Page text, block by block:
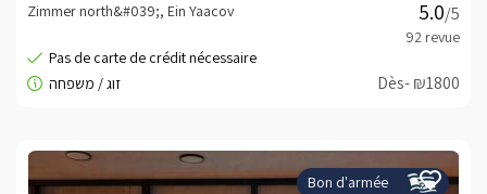
/5
Zimmer north&#039;, Ein Yaacov
Dès- ₪1800
Bon d'armée